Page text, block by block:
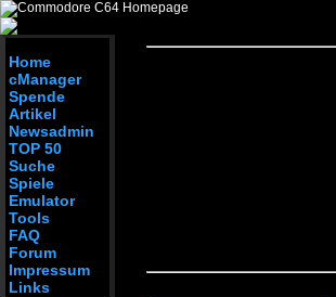
Home
cManager
Spende
Artikel
Newsadmin
TOP 50
Suche
Spiele
Emulator
Tools
FAQ
Forum
Impressum
Links